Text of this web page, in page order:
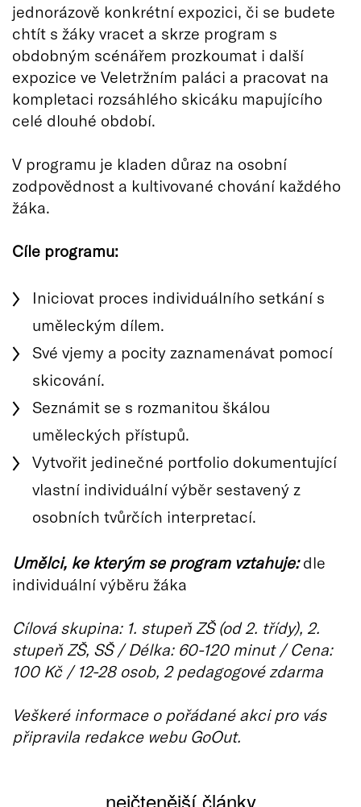
jednorázově konkrétní expozici, či se budete
chtít s žáky vracet a skrze program s
obdobným scénářem prozkoumat i další
expozice ve Veletržním paláci a pracovat na
kompletaci rozsáhlého skicáku mapujícího
celé dlouhé období.
V programu je kladen důraz na osobní
zodpovědnost a kultivované chování každého
žáka.
Cíle programu:
Iniciovat proces individuálního setkání s
uměleckým dílem.
Své vjemy a pocity zaznamenávat pomocí
skicování.
Seznámit se s rozmanitou škálou
uměleckých přístupů.
Vytvořit jedinečné portfolio dokumentující
vlastní individuální výběr sestavený z
osobních tvůrčích interpretací.
Umělci, ke kterým se program vztahuje:dle
individuální výběru žáka
Cílová skupina: 1. stupeň ZŠ (od 2. třídy), 2.
stupeň ZŠ, SŠ / Délka: 60-120 minut / Cena:
100 Kč / 12-28 osob, 2 pedagogové zdarma
Veškeré informace o pořádané akci pro vás
připravila redakce webu GoOut.
nejčtenější články